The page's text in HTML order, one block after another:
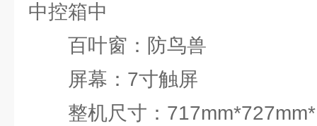
中控箱中
百叶窗：防鸟兽
屏幕：7寸触屏
整机尺寸：